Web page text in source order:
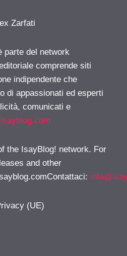
Zarfati
parte del network
comprende siti
indipendente che
di appassionati ed esperti
comunicati e
the IsayBlog! network. For
and other
:
(UE)